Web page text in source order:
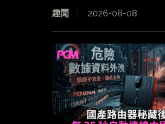
趣聞 2026-08-08